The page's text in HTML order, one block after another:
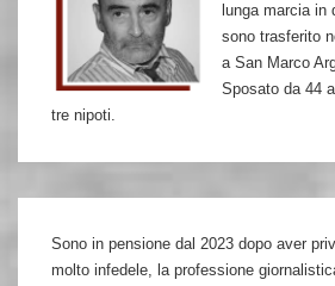
lunga marcia in
sono trasferito
a San Marco
Sposato da 44
tre nipoti.
Sono in pensione dal 2023 dopo aver
molto infedele, la professione